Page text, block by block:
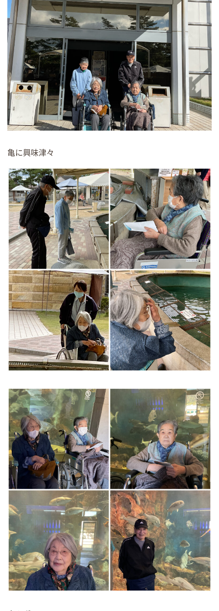
亀に興味津々